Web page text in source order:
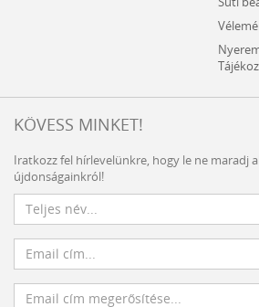
KÖVESS MINKET!
Iratkozz fel hírlevelünkre, hogy le ne maradj
újdonságainkról!